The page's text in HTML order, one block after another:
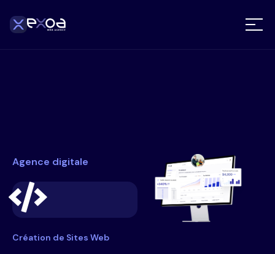
Agence digitale
Création de Sites Web